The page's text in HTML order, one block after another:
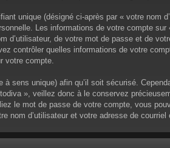
unique (désigné ci-après par « votre
Les informations de votre compte
d’utilisateur, de votre mot de passe et de
contrôler quelles informations de votre
votre compte.
sens unique) afin qu’il soit sécurisé.
», veillez donc à le conservez
le mot de passe de votre compte, vous
nom d’utilisateur et votre adresse de